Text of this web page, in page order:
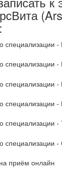
специализации -
специализации -
специализации -
специализации -
специализации -
специализации
приём онлайн